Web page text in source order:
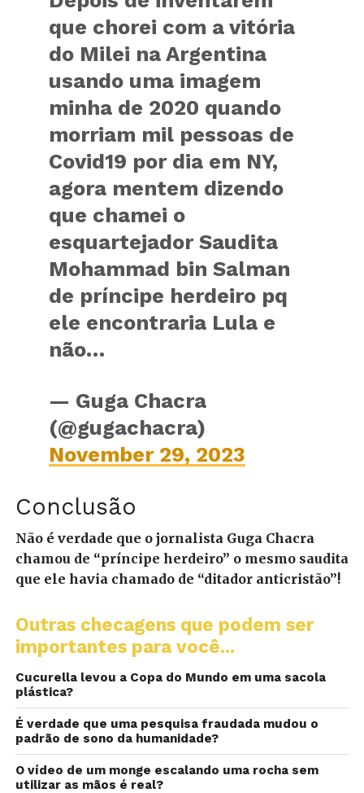
que chorei com a vitória
do Milei na Argentina
usando uma imagem
minha de 2020 quando
morriam mil pessoas de
Covid19 por dia em NY,
agora mentem dizendo
que chamei o
esquartejador Saudita
Mohammad bin Salman
de príncipe herdeiro pq
ele encontraria Lula e
não…
— Guga Chacra
(@gugachacra)
November 29, 2023
Conclusão
Não é verdade que o jornalista Guga Chacra
chamou de “príncipe herdeiro” o mesmo saudita
que ele havia chamado de “ditador anticristão”!
Outras checagens que podem ser
importantes para você...
Cucurella levou a Copa do Mundo em uma sacola
plástica?
É verdade que uma pesquisa fraudada mudou o
padrão de sono da humanidade?
O vídeo de um monge escalando uma rocha sem
utilizar as mãos é real?